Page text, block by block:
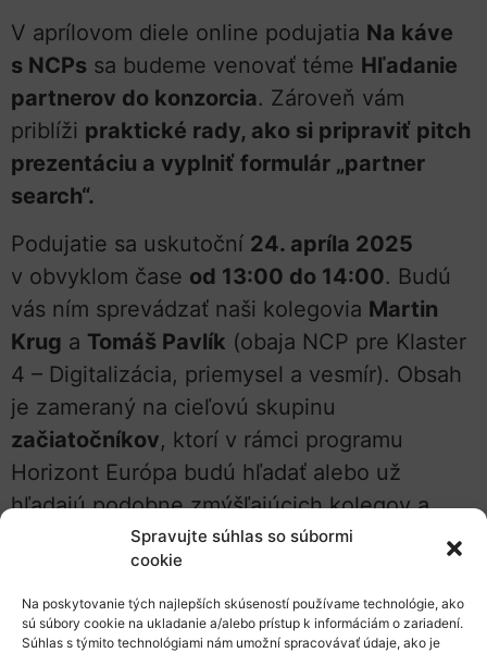
Spravujte súhlas so súbormi
cookie
Na poskytovanie tých najlepších skúseností používame technológie, ako
sú súbory cookie na ukladanie a/alebo prístup k informáciám o zariadení.
Súhlas s týmito technológiami nám umožní spracovávať údaje, ako je
V aprílovom diele online podujatia Na káve
s NCPs sa budeme venovať téme Hľadanie
partnerov do konzorcia. Zároveň vám
priblíži praktické rady, ako si pripraviť pitch
prezentáciu a vyplniť formulár „partner
search“.
Podujatie sa uskutoční 24. apríla 2025
v obvyklom čase od 13:00 do 14:00. Budú
vás ním sprevádzať naši kolegovia Martin
Krug a Tomáš Pavlík (obaja NCP pre Klaster
4 – Digitalizácia, priemysel a vesmír). Obsah
je zameraný na cieľovú skupinu
začiatočníkov, ktorí v rámci programu
Horizont Európa budú hľadať alebo už
hľadajú podobne zmýšľajúcich kolegov a
kolegyne s identickým výskumným
zámerom. Počas jednej hodiny sa zameriame
na praktické rady a detaily ohľadom
prezentácie pre potenciálnych partnerov v